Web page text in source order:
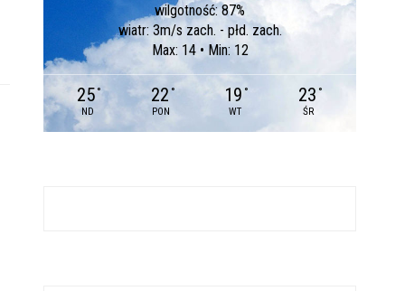
wilgotność: 87%
wiatr: 3m/s zach. - płd. zach.
Max: 14 • Min: 12
25 °
ND
22 °
PON
19 °
WT
23 °
ŚR